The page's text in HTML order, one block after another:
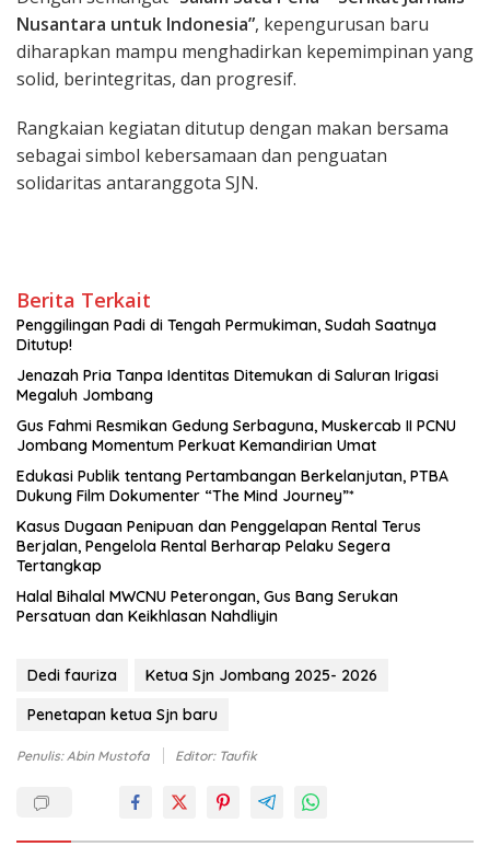
Nusantara untuk Indonesia”, kepengurusan baru
diharapkan mampu menghadirkan kepemimpinan yang
solid, berintegritas, dan progresif.
Rangkaian kegiatan ditutup dengan makan bersama
sebagai simbol kebersamaan dan penguatan
solidaritas antaranggota SJN.
Berita Terkait
Penggilingan Padi di Tengah Permukiman, Sudah Saatnya
Jenazah Pria Tanpa Identitas Ditemukan di Saluran Irigasi
Megaluh Jombang
Gus Fahmi Resmikan Gedung Serbaguna, Muskercab II PCNU
Jombang Momentum Perkuat Kemandirian Umat
Edukasi Publik tentang Pertambangan Berkelanjutan, PTBA
Dukung Film Dokumenter “The Mind Journey”*
Kasus Dugaan Penipuan dan Penggelapan Rental Terus
Berjalan, Pengelola Rental Berharap Pelaku Segera
Tertangkap
Halal Bihalal MWCNU Peterongan, Gus Bang Serukan
Persatuan dan Keikhlasan Nahdliyin
Dedi fauriza
Ketua Sjn Jombang 2025- 2026
Penetapan ketua Sjn baru
Penulis: Abin Mustofa Editor: Taufik